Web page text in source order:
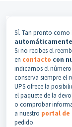
Sí. Tan pronto
Si no recibes el
en contacto con
indicarnos el
conserva siempre el
UPS ofrece la
el paquete de la
o comprobar
a nuestro portal de
pedido.